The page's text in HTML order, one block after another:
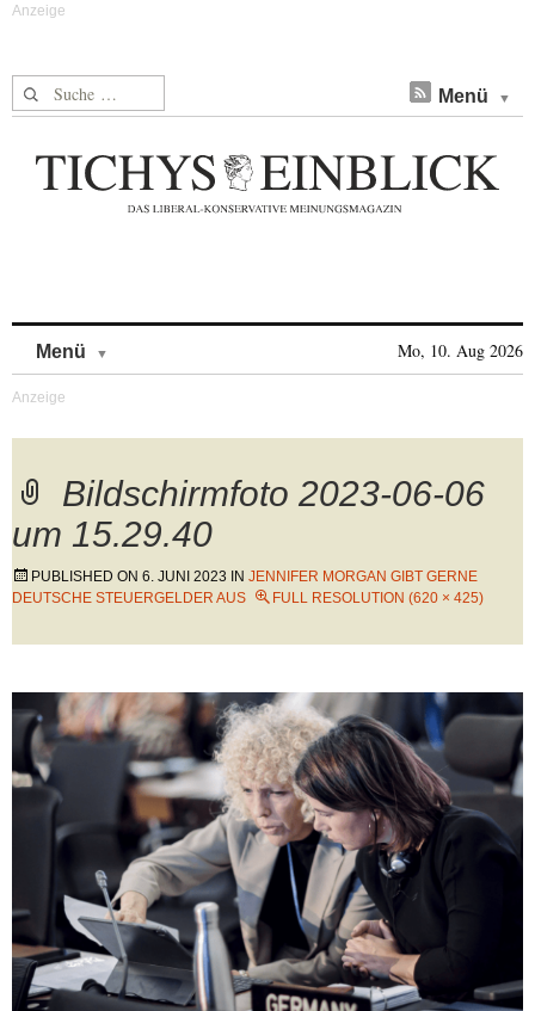
Suche nach: Menü
Menü Mo, 10. Aug 2026
Bildschirmfoto 2023-06-06
um 15.29.40
PUBLISHED ON 6. JUNI 2023 IN JENNIFER MORGAN GIBT GERNE
DEUTSCHE STEUERGELDER AUS
FULL RESOLUTION (620 × 425)